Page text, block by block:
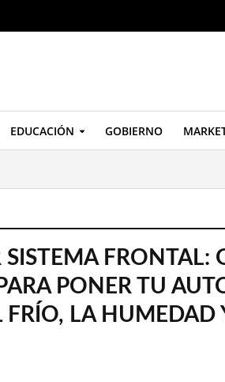
EDUCACIÓN GOBIERNO
SISTEMA FRONTAL:
PONER TU
FRÍO, LA HUMEDAD